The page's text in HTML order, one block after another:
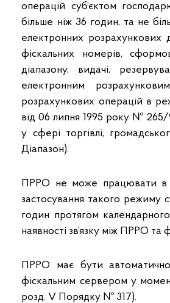
операцій суб’єктом
більше ніж 36 годин, та не
електронних розрахункових
фіскальних номерів,
діапазону, видачі,
електронним
розрахункових операцій в
від 06 липня 1995 року № 265/
у сфері торгівлі,
Діапазон).
ПРРО не може працювати в
застосування такого режиму
годин протягом
наявності зв’язку між ПРРО
ПРРО має бути
фіскальним сервером у
розд. V Порядку № 317).